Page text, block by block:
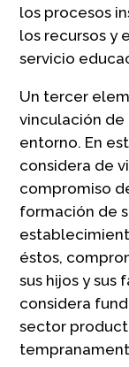
los procesos
los recursos y
servicio
Un tercer
vinculación de
entorno. En
considera de
compromiso
formación de
éstos,
sus hijos y sus
considera
sector